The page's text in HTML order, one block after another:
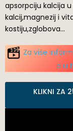
apsorpciju kalcija
kalcij,magnezij i
kostiju,zglobova…
Za više
d u
KLIKNI